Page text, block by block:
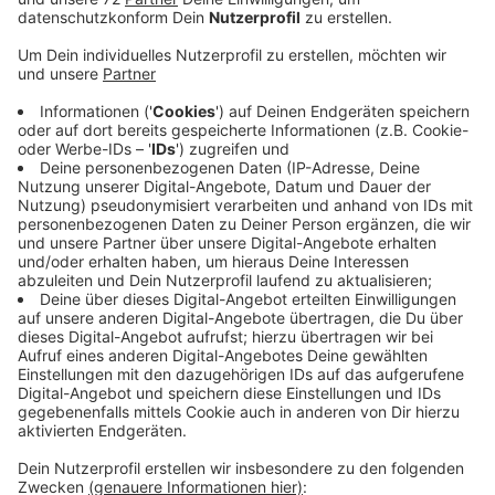
Auch heute Morgen auf dem Weg zur Arbeit mit dem
führt sogenannte Erkundungsfahrten auf den Strecken
durch, sie prüft damit, was der Sturm angerichtet hat.
Auf der Strecke Münster-Dülmen-Ruhrgebiet fahren
die Züge nur bis Duisburg. Verspätete und
ausgefallene Fahrten gibt es auf der Strecke
Coesfeld-Dorsten-Essen. Noch gesperrt sind die
Strecken Enschede-Lüdinghausen-Dortmund,
Coesfeld-Billerbeck-Münster und Münster-
Ascheberg-Dortmund. Wie lange das dauert, steht
jetzt noch nicht fest. Wir behalten die Situation für Sie
im Blick. Weietere Infos zu Ihren Strecken findenSie
HIER!